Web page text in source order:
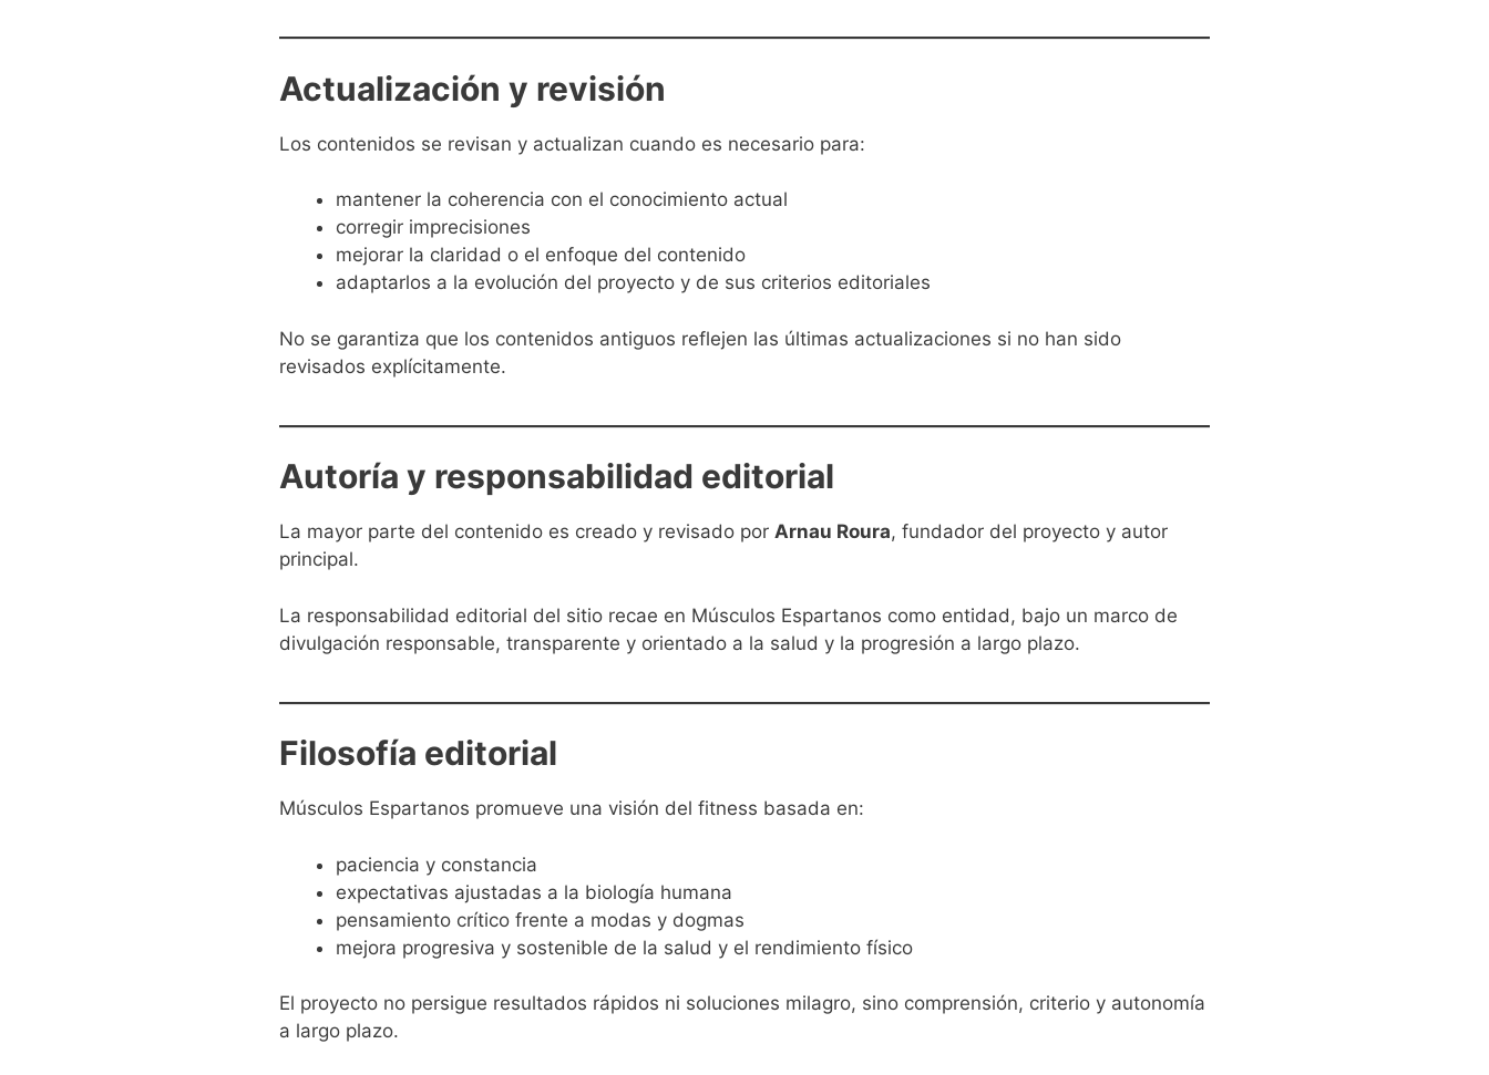
Actualización y revisión
Los contenidos se revisan y actualizan cuando es necesario para:
mantener la coherencia con el conocimiento actual
corregir imprecisiones
mejorar la claridad o el enfoque del contenido
adaptarlos a la evolución del proyecto y de sus criterios editoriales
No se garantiza que los contenidos antiguos reflejen las últimas actualizaciones si no han sido
revisados explícitamente.
Autoría y responsabilidad editorial
La mayor parte del contenido es creado y revisado por Arnau Roura, fundador del proyecto y autor
principal.
La responsabilidad editorial del sitio recae en Músculos Espartanos como entidad, bajo un marco de
divulgación responsable, transparente y orientado a la salud y la progresión a largo plazo.
Filosofía editorial
Músculos Espartanos promueve una visión del fitness basada en:
paciencia y constancia
expectativas ajustadas a la biología humana
pensamiento crítico frente a modas y dogmas
mejora progresiva y sostenible de la salud y el rendimiento físico
El proyecto no persigue resultados rápidos ni soluciones milagro, sino comprensión, criterio y autonomía
a largo plazo.